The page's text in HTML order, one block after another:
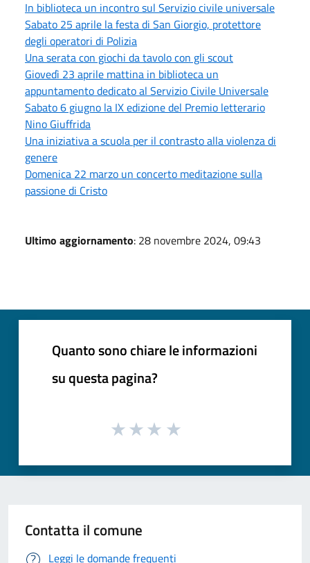
In biblioteca un incontro sul Servizio civile universale
Sabato 25 aprile la festa di San Giorgio, protettore
degli operatori di Polizia
Una serata con giochi da tavolo con gli scout
Giovedì 23 aprile mattina in biblioteca un
appuntamento dedicato al Servizio Civile Universale
Sabato 6 giugno la IX edizione del Premio letterario
Nino Giuffrida
Una iniziativa a scuola per il contrasto alla violenza di
genere
Domenica 22 marzo un concerto meditazione sulla
passione di Cristo
Ultimo aggiornamento: 28 novembre 2024, 09:43
Quanto sono chiare le informazioni
su questa pagina?
Contatta il comune
Leggi le domande frequenti